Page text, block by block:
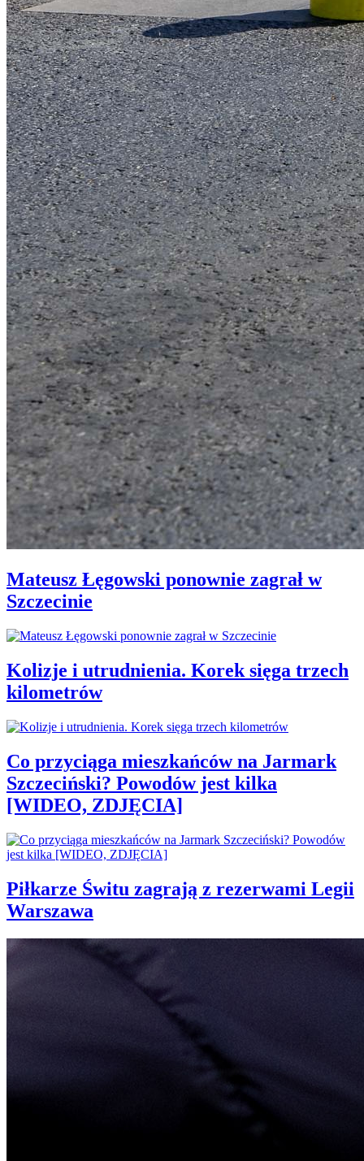
Mateusz Łęgowski ponownie zagrał w
Szczecinie
Kolizje i utrudnienia. Korek sięga trzech
kilometrów
Co przyciąga mieszkańców na Jarmark
Szczeciński? Powodów jest kilka
[WIDEO, ZDJĘCIA]
Piłkarze Świtu zagrają z rezerwami Legii
Warszawa